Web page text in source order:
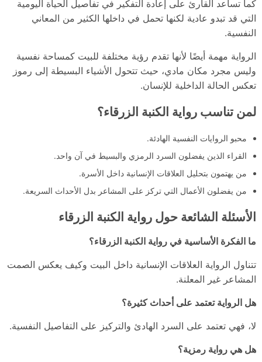
كما تساعد القارئ على إعادة التفكير في تفاصيل الحياة اليومية
التي قد تبدو عادية لكنها تحمل في داخلها الكثير من المعاني
النفسية.
الرواية مهمة أيضًا لأنها تقدم رؤية مختلفة للبيت كمساحة نفسية
وليس مجرد مكان مادي، حيث تتحول الأشياء البسيطة إلى رموز
تعكس الحالة الداخلية للإنسان.
لمن تناسب رواية الكنبة الزرقاء؟
محبو الروايات النفسية الهادئة.
القراء الذين يفضلون السرد الرمزي والبسيط في آن واحد.
من يهتمون بتحليل العلاقات الإنسانية داخل الأسرة.
من يفضلون الأعمال التي تركز على المشاعر بدل الأحداث السريعة.
الأسئلة الشائعة حول رواية الكنبة الزرقاء
ما الفكرة الأساسية في رواية الكنبة الزرقاء؟
تتناول الرواية العلاقات الإنسانية داخل البيت وكيف يعكس الصمت
المشاعر غير المعلنة.
هل الرواية تعتمد على أحداث كثيرة؟
لا، فهي تعتمد على السرد الهادئ والتركيز على التفاصيل النفسية.
هل هي رواية رمزية؟